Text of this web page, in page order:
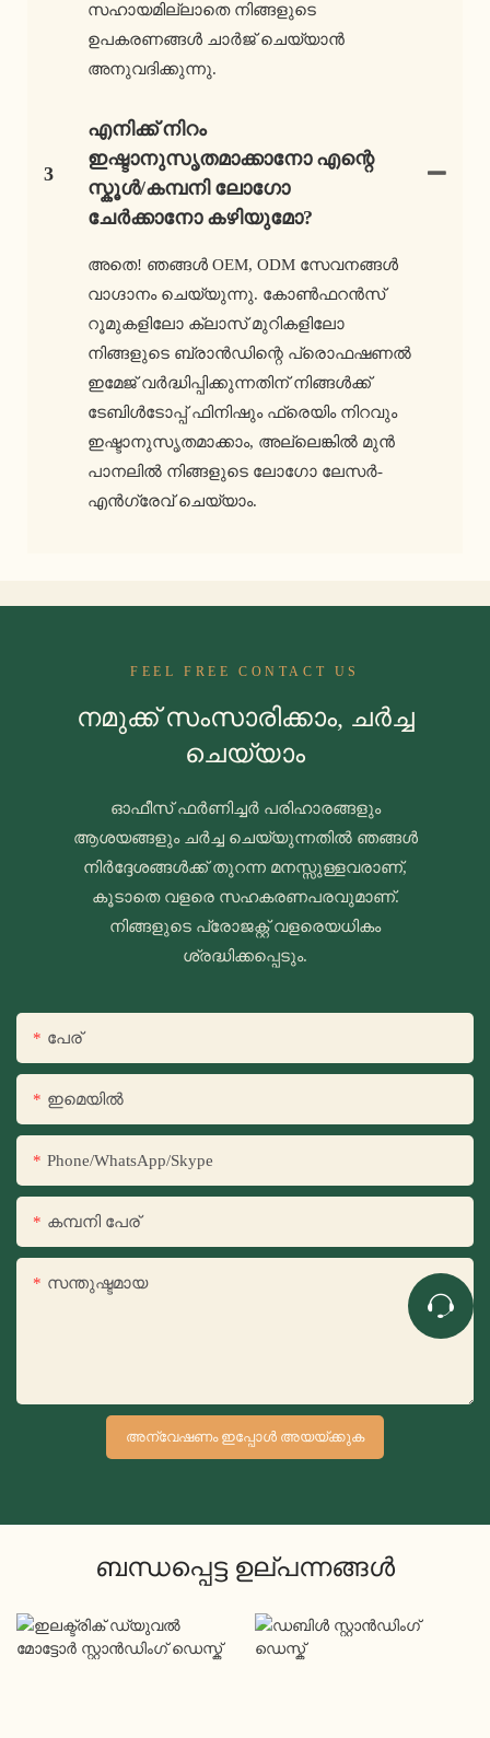
സഹായമില്ലാതെ നിങ്ങളുടെ
ഉപകരണങ്ങൾ ചാർജ് ചെയ്യാൻ
അനുവദിക്കുന്നു.
3
എനിക്ക് നിറം
ഇഷ്ടാനുസൃതമാക്കാനോ എന്റെ
സ്കൂൾ/കമ്പനി ലോഗോ
ചേർക്കാനോ കഴിയുമോ?
അതെ! ഞങ്ങൾ OEM, ODM സേവനങ്ങൾ
വാഗ്ദാനം ചെയ്യുന്നു. കോൺഫറൻസ്
റൂമുകളിലോ ക്ലാസ് മുറികളിലോ
നിങ്ങളുടെ ബ്രാൻഡിന്റെ പ്രൊഫഷണൽ
ഇമേജ് വർദ്ധിപ്പിക്കുന്നതിന് നിങ്ങൾക്ക്
ടേബിൾടോപ്പ് ഫിനിഷും ഫ്രെയിം നിറവും
ഇഷ്ടാനുസൃതമാക്കാം, അല്ലെങ്കിൽ മുൻ
പാനലിൽ നിങ്ങളുടെ ലോഗോ ലേസർ-
എൻഗ്രേവ് ചെയ്യാം.
FEEL FREE CONTACT US
നമുക്ക് സംസാരിക്കാം, ചർച്ച
ചെയ്യാം
ഓഫീസ് ഫർണിച്ചർ പരിഹാരങ്ങളും
ആശയങ്ങളും ചർച്ച ചെയ്യുന്നതിൽ ഞങ്ങൾ
നിർദ്ദേശങ്ങൾക്ക് തുറന്ന മനസ്സുള്ളവരാണ്,
കൂടാതെ വളരെ സഹകരണപരവുമാണ്.
നിങ്ങളുടെ പ്രോജക്റ്റ് വളരെയധികം
ശ്രദ്ധിക്കപ്പെടും.
പേര്
ഇമെയിൽ
Phone/WhatsApp/Skype
കമ്പനി പേര്
സന്തുഷ്ടമായ
അന്വേഷണം ഇപ്പോൾ അയയ്ക്കുക
ബന്ധപ്പെട്ട ഉല്പന്നങ്ങൾ